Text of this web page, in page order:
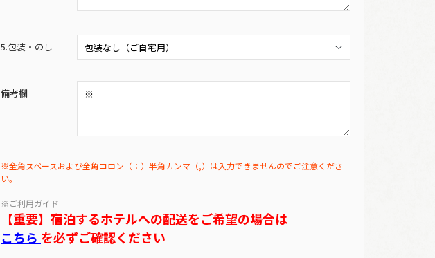
5.包装・のし
備考欄
※全角スペースおよび全角コロン（：）半角カンマ（,）は入力できませんのでご注意くださ
い。
※ご利用ガイド
【重要】宿泊するホテルへの配送をご希望の場合は
こちら を必ずご確認ください